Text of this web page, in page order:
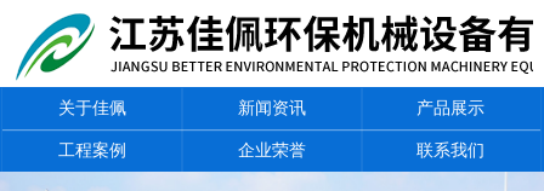
关于佳佩 新闻资讯 产品展示
工程案例 企业荣誉 联系我们